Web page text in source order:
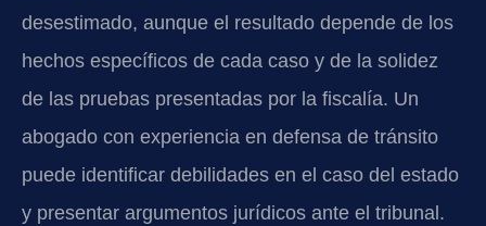
desestimado, aunque el resultado depende de los
hechos específicos de cada caso y de la solidez
de las pruebas presentadas por la fiscalía. Un
abogado con experiencia en defensa de tránsito
puede identificar debilidades en el caso del estado
y presentar argumentos jurídicos ante el tribunal.